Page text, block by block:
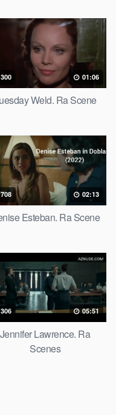
300 01:06
Weld. Ra Scene
02:13
Esteban. Ra Scene
306 05:51
Jennifer Lawrence. Ra
Scenes